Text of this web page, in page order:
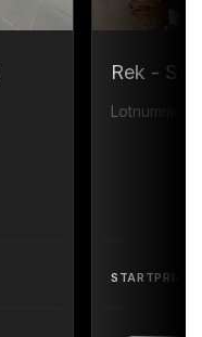
Rek -
Lotnummer
STARTPRIJS